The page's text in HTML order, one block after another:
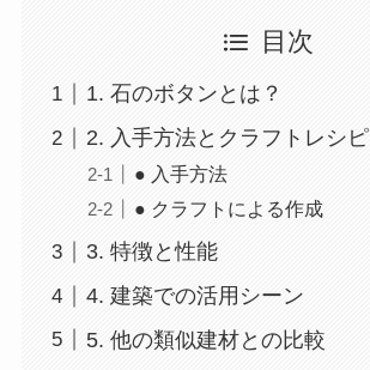
目次
1. 石のボタンとは？
2. 入手方法とクラフトレシピ
● 入手方法
● クラフトによる作成
3. 特徴と性能
4. 建築での活用シーン
5. 他の類似建材との比較